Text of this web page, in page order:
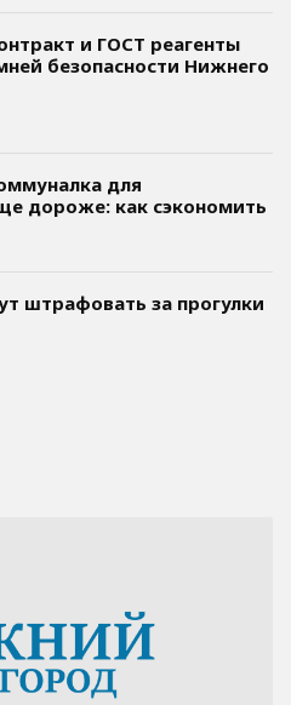
и ГОСТ реагенты
безопасности Нижнего
для
дороже: как сэкономить
штрафовать за прогулки